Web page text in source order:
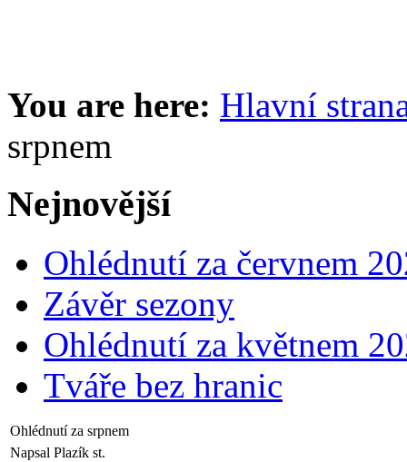
You are here: Hlavní
srpnem
Nejnovější
Ohlédnutí za červnem
Závěr sezony
Ohlédnutí za květnem
Tváře bez hranic
Ohlédnutí za srpnem
Napsal Plazík st.